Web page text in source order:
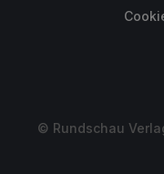
© Rundschau